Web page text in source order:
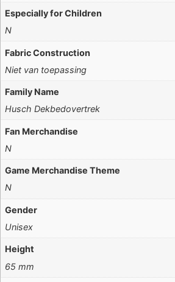
Especially for Children
N
Fabric Construction
Niet van toepassing
Family Name
Husch Dekbedovertrek
Fan Merchandise
N
Game Merchandise Theme
N
Gender
Unisex
Height
65 mm